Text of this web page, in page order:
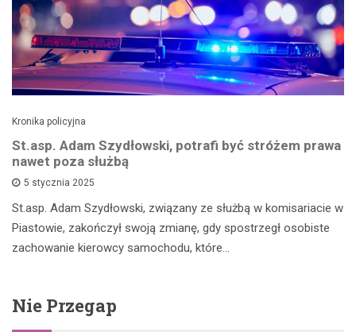
Kronika policyjna
St.asp. Adam Szydłowski, potrafi być stróżem prawa
nawet poza służbą
5 stycznia 2025
St.asp. Adam Szydłowski, związany ze służbą w komisariacie w
Piastowie, zakończył swoją zmianę, gdy spostrzegł osobiste
zachowanie kierowcy samochodu, które…
Nie Przegap